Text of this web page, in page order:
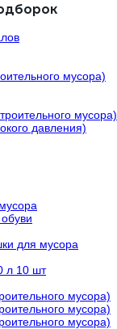
мусора)
мусора)
давления)
для мусора
л 10 шт
мусора)
мусора)
мусора)